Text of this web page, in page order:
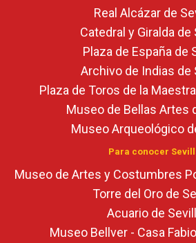
Real Alcázar de
Catedral y Giralda de
Plaza de España de
Archivo de Indias de
Plaza de Toros de la
Museo de Bellas Artes
Museo Arqueológico
Para conocer
Museo de Artes y Costumbres
Torre del Oro de
Acuario de
Museo Bellver - Casa